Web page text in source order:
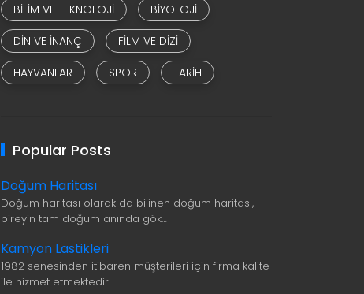
BILIM VE TEKNOLOJI
BIYOLOJI
DIN VE INANÇ
FILM VE DIZI
HAYVANLAR
SPOR TARIH
Popular Posts
Doğum Haritası
Doğum haritası olarak da bilinen doğum haritası,
bireyin tam doğum anında gök…
Kamyon Lastikleri
1982 senesinden itibaren müşterileri için firma kalite
ile hizmet etmektedir…